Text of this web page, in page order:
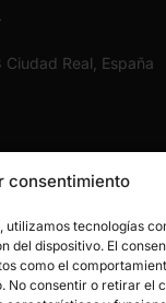
consentimiento
tecnologías
del dispositivo. El
como el
No consentir o retirar el
Real, España